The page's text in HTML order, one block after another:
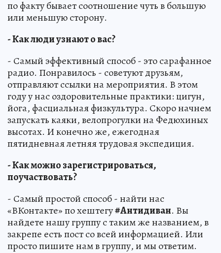
по факту бывает соотношение чуть в большую
или меньшую сторону.
- Как люди узнают о вас?
- Самый эффективный способ - это сарафанное
радио. Понравилось - советуют друзьям,
отправляют ссылки на мероприятия. В этом
году у нас оздоровительные практики: цигун,
йога, фасциальная физкультура. Скоро начнем
запускать каяки, велопрогулки на Федюхиных
высотах. И конечно же, ежегодная
пятидневная летняя трудовая экспедиция.
- Как можно зарегистрироваться,
поучаствовать?
- Самый простой способ - найти нас
«ВКонтакте» по хештегу#Антидиван. Вы
найдете нашу группу с таким же названием, в
закрепе есть пост со всей информацией. Или
просто пишите нам в группу, и мы ответим.